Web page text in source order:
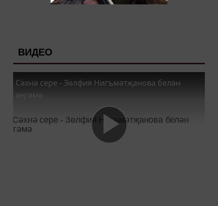
ВИДЕО
Сәхнә сере - Зөлфия Нигъмәтҗанова белән
әңгәмә